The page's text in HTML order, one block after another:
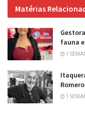
Matérias
fauna
1
Romero
1